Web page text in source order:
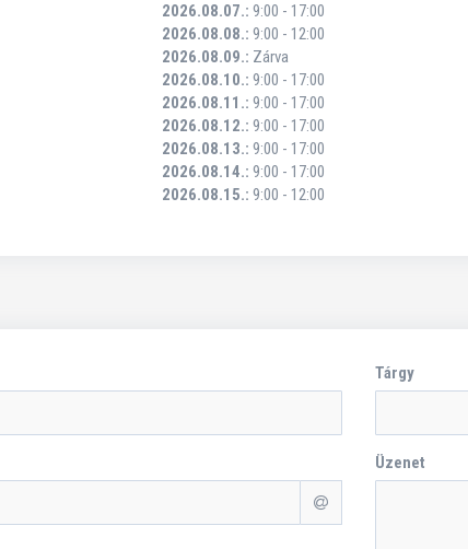
2026.08.07.: 9:00 - 17:00
2026.08.08.: 9:00 - 12:00
2026.08.09.: Zárva
2026.08.10.: 9:00 - 17:00
2026.08.11.: 9:00 - 17:00
2026.08.12.: 9:00 - 17:00
2026.08.13.: 9:00 - 17:00
2026.08.14.: 9:00 - 17:00
2026.08.15.: 9:00 - 12:00
Tárgy
Üzenet